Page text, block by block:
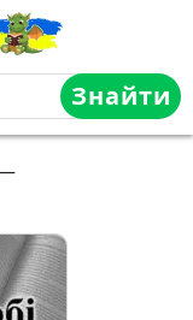
Знайти